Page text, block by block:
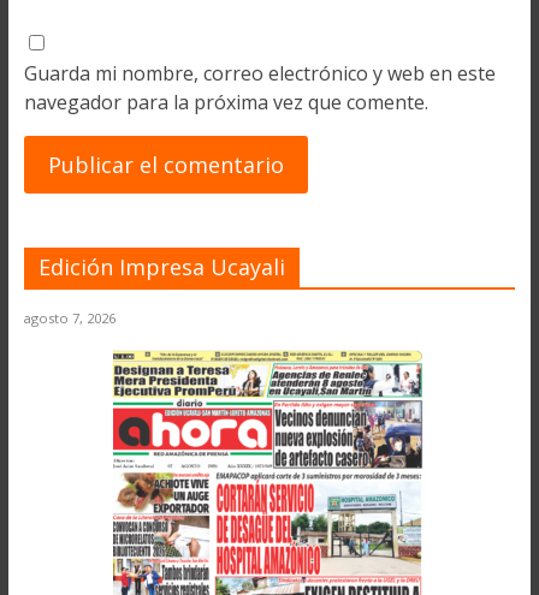
Guarda mi nombre, correo electrónico y web en este
navegador para la próxima vez que comente.
Edición Impresa Ucayali
agosto 7, 2026